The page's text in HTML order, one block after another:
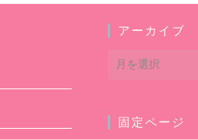
アーカイブ
ア
ー
固定ページ